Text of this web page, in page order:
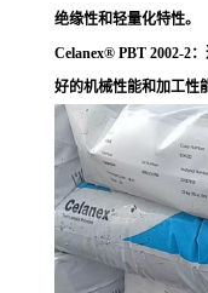
绝缘性和轻量化特性。
Celanex® PBT 2002-2
好的机械性能和加工性